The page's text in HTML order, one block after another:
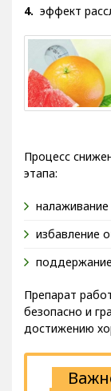
эффект
Процесс
этапа:
избавление
поддержание
Препарат
безопасно и
достижению